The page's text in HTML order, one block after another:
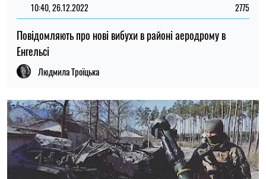
10:40, 26.12.2022 2775
Повідомляють про нові вибухи в районі аеродрому в
Енгельсі
Людмила Троїцька